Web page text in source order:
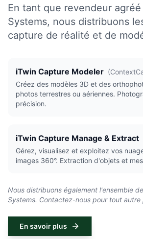
En tant que revendeur
Systems, nous distribuons
capture de réalité et de
iTwin Capture Modeler (
Créez des modèles 3D et des
photos terrestres ou aériennes.
précision.
iTwin Capture Manage & Extract
Gérez, visualisez et exploitez vos
images 360°. Extraction d'objets et
Nous distribuons également l'ensemble
Systems. Contactez-nous pour tout autre
En savoir plus